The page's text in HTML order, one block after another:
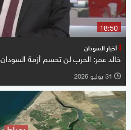
18:50
أخبار السودان
خالد عمر: الحرب لن تحسم أزمة السودان
l 31 يوليو 2026